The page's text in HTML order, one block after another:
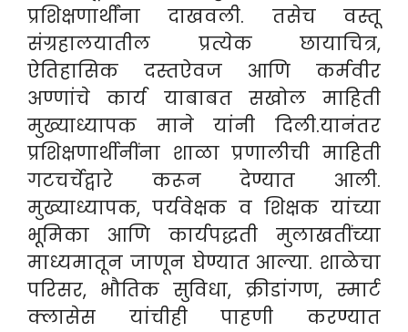
प्रशिक्षणार्थींना दाखवली. तसेच वस्तू
संग्रहालयातील प्रत्येक छायाचित्र,
ऐतिहासिक दस्तऐवज आणि कर्मवीर
अण्णांचे कार्य याबाबत सखोल माहिती
मुख्याध्यापक माने यांनी दिली.यानंतर
प्रशिक्षणार्थीनींना शाळा प्रणालीची माहिती
गटचर्चेद्वारे करून देण्यात आली.
मुख्याध्यापक, पर्यवेक्षक व शिक्षक यांच्या
भूमिका आणि कार्यपद्धती मुलाखतींच्या
माध्यमातून जाणून घेण्यात आल्या. शाळेचा
परिसर, भौतिक सुविधा, क्रीडांगण, स्मार्ट
क्लासेस यांचीही पाहणी करण्यात